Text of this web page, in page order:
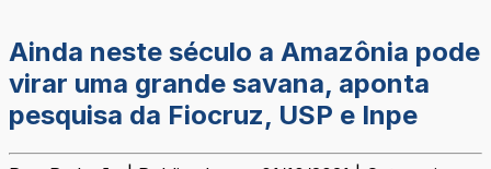
Ainda neste século a Amazônia pode
virar uma grande savana, aponta
pesquisa da Fiocruz, USP e Inpe